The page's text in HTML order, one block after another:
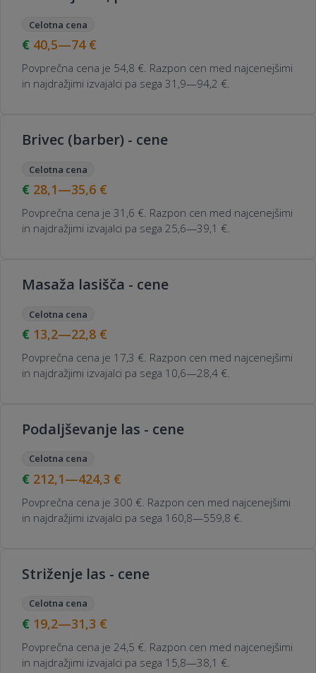
Celotna cena
40,5—74 €
Povprečna cena je 54,8 €. Razpon cen med najcenejšimi
in najdražjimi izvajalci pa sega 31,9—94,2 €.
Brivec (barber) - cene
Celotna cena
28,1—35,6 €
Povprečna cena je 31,6 €. Razpon cen med najcenejšimi
in najdražjimi izvajalci pa sega 25,6—39,1 €.
Masaža lasišča - cene
Celotna cena
13,2—22,8 €
Povprečna cena je 17,3 €. Razpon cen med najcenejšimi
in najdražjimi izvajalci pa sega 10,6—28,4 €.
Podaljševanje las - cene
Celotna cena
212,1—424,3 €
Povprečna cena je 300 €. Razpon cen med najcenejšimi
in najdražjimi izvajalci pa sega 160,8—559,8 €.
Striženje las - cene
Celotna cena
19,2—31,3 €
Povprečna cena je 24,5 €. Razpon cen med najcenejšimi
in najdražjimi izvajalci pa sega 15,8—38,1 €.